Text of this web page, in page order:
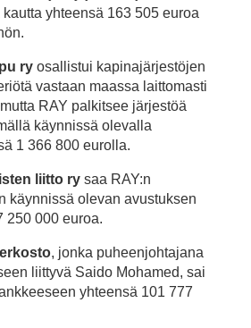
yhteensä 163 505 euroa
ry osallistui kapinajärjestöjen
vastaan maassa laittomasti
RAY palkitsee järjestöä
käynnissä olevalla
1 366 800 eurolla.
liitto ry saa RAY:n
käynnissä olevan avustuksen
250 000 euroa.
, jonka puheenjohtajana
liittyvä Saido Mohamed, sai
yhteensä 101 777